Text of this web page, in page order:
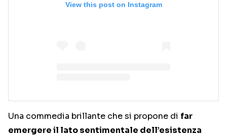
View this post on Instagram
Una commedia brillante che si propone di far
emergere il lato sentimentale dell’esistenza